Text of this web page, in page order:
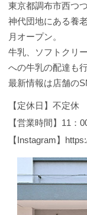
東京都調布市西つ
神代団地にある養
月オープン。
牛乳、ソフトクリ
への牛乳の配達も
最新情報は店舗の
【定休日】不定休
【営業時間】11：
【Instagram】